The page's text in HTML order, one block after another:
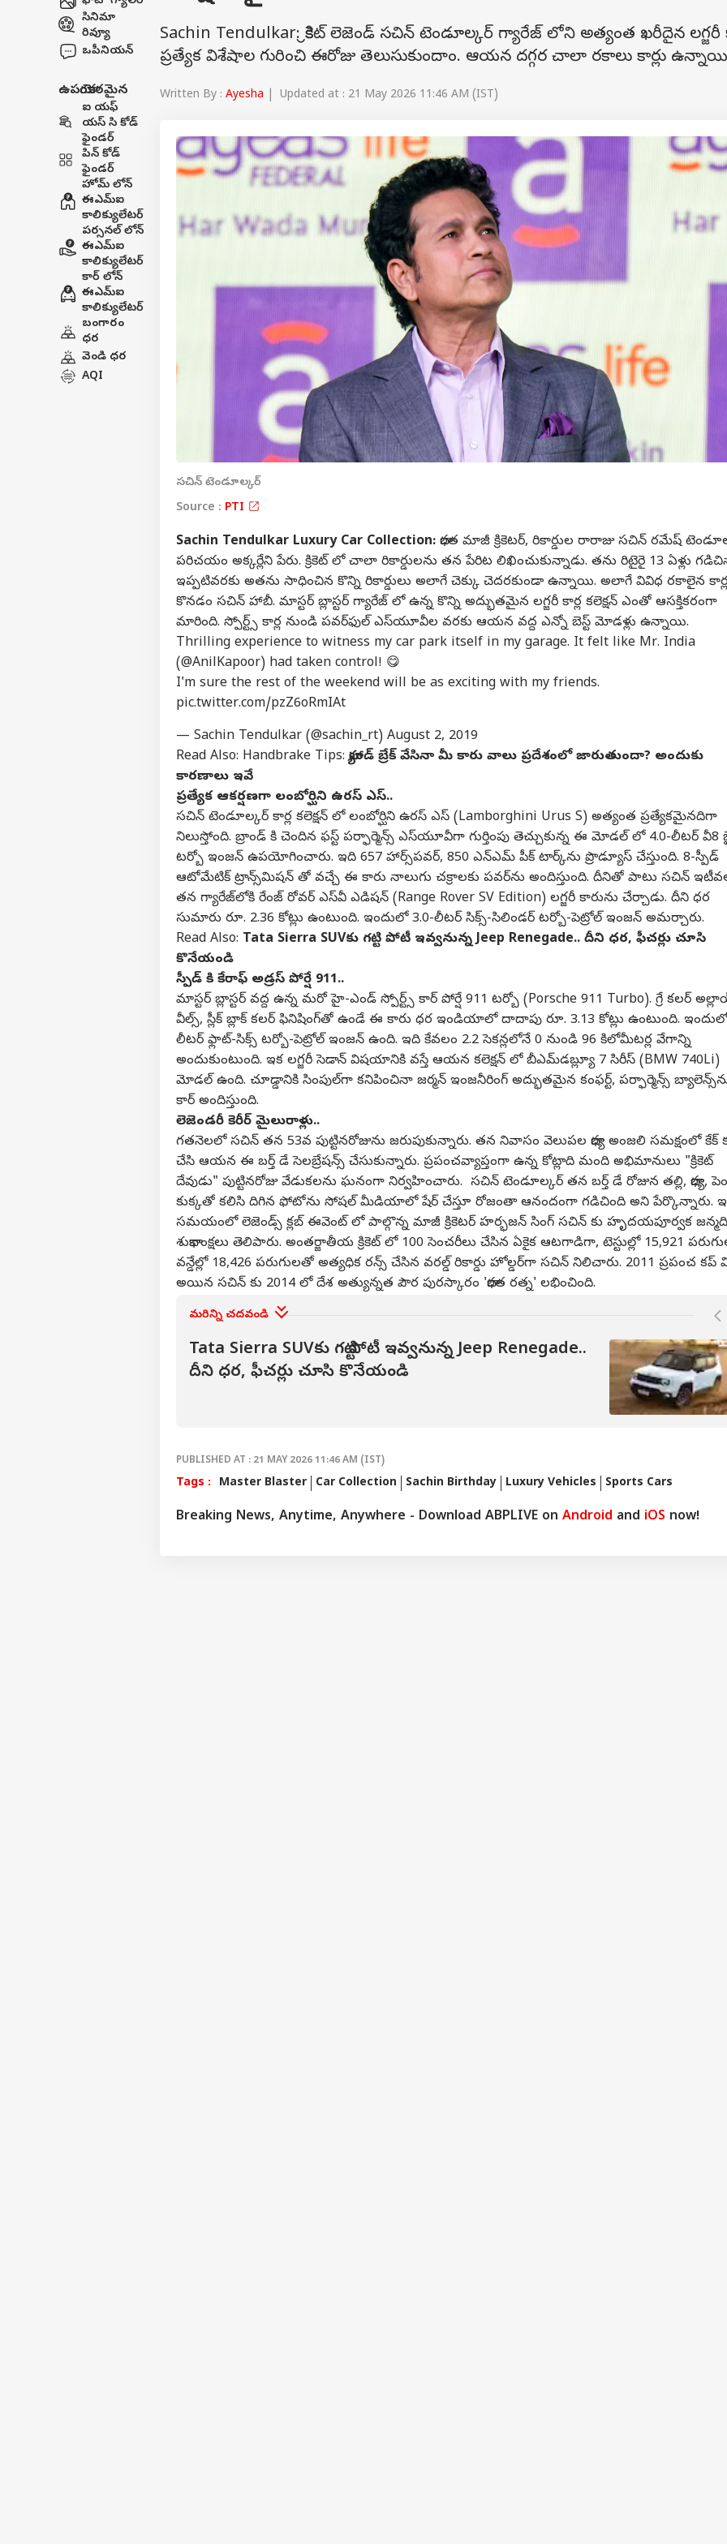
సినిమా
రివ్యూ
ఒపీనియన్
ఉపయోగకరమైన
ఐ యఫ్
యస్ సి కోడ్
ఫైండర్
పిన్ కోడ్
ఫైండర్
హోమ్ లోన్
ఈఎమ్ఐ
కాలిక్యులేటర్
పర్సనల్ లోన్
ఈఎమ్ఐ
కాలిక్యులేటర్
కార్ లోన్
ఈఎమ్ఐ
కాలిక్యులేటర్
బంగారం
ధర
వెండి ధర
AQI
Sachin Tendulkar: క్రికెట్ లెజెండ్ సచిన్ టెండూల్కర్ గ్యారేజ్ లోని అత్యంత ఖరీదైన లగ్జరీ
ప్రత్యేక విశేషాల గురించి ఈరోజు తెలుసుకుందాం. ఆయ‌న ద‌గ్గ‌ర చాలా ర‌కాలు కార్లు
Written By : Ayesha | Updated at : 21 May 2026 11:46 AM (IST)
సచిన్ టెండూల్కర్
Source : PTI
Sachin Tendulkar Luxury Car Collection: భారత మాజీ క్రికెటర్, రికార్డుల రారాజు సచిన్ రమేష్
ప‌రిచ‌యం అక్క‌ర్లేని పేరు. క్రికెట్ లో చాలా రికార్డుల‌ను త‌న పేరిట లిఖించుకున్నాడు. త‌ను రిటైరై 13 ఏళ్లు
ఇప్ప‌టివ‌ర‌కు అత‌ను సాధించిన కొన్ని రికార్డులు అలాగే చెక్కు చెద‌ర‌కుండా ఉన్నాయి. అలాగే వివిధ ర‌కాలైన
కొన‌డం స‌చిన్ హాబీ. మాస్టర్ బ్లాస్టర్ గ్యారేజ్ లో ఉన్న కొన్ని అద్భుతమైన లగ్జరీ కార్ల కలెక్షన్ ఎంతో ఆసక్తికరంగా
మారింది. స్పోర్ట్స్ కార్ల నుండి పవర్‌ఫుల్ ఎస్‌యూవీల వరకు ఆయన వద్ద ఎన్నో బెస్ట్ మోడళ్లు ఉన్నాయి.
Thrilling experience to witness my car park itself in my garage. It felt like Mr. India
(@AnilKapoor) had taken control! 😋
I'm sure the rest of the weekend will be as exciting with my friends.
pic.twitter.com/pzZ6oRmIAt
— Sachin Tendulkar (@sachin_rt) August 2, 2019
Read Also: Handbrake Tips:హ్యాండ్ బ్రేక్ వేసినా మీ కారు వాలు ప్రదేశంలో జారుతుందా? అందుకు
కారణాలు ఇవే
ప్ర‌త్యేక ఆకర్ష‌ణ‌గా లంబోర్ఘిని ఉరస్ ఎస్..
సచిన్ టెండూల్కర్ కార్ల కలెక్షన్ లో లంబోర్ఘిని ఉరస్ ఎస్ (Lamborghini Urus S) అత్యంత ప్రత్యేకమైనదిగా
నిలుస్తోంది. బ్రాండ్ కి చెందిన ఫస్ట్ పర్ఫార్మెన్స్ ఎస్‌యూవీగా గుర్తింపు తెచ్చుకున్న ఈ మోడల్ లో 4.0-లీటర్ వీ8
టర్బో ఇంజన్ ఉపయోగించారు. ఇది 657 హార్స్‌పవర్, 850 ఎన్ఎమ్ పీక్ టార్క్‌ను ప్రొడ్యూస్ చేస్తుంది. 8-స్పీడ్
ఆటోమేటిక్ ట్రాన్స్‌మిషన్ తో వచ్చే ఈ కారు నాలుగు చక్రాలకు పవర్‌ను అందిస్తుంది. దీనితో పాటు సచిన్
తన గ్యారేజ్‌లోకి రేంజ్ రోవర్ ఎస్‌వీ ఎడిషన్ (Range Rover SV Edition) లగ్జరీ కారును చేర్చాడు. దీని ధర
సుమారు రూ. 2.36 కోట్లు ఉంటుంది. ఇందులో 3.0-లీటర్ సిక్స్-సిలిండర్ టర్బో-పెట్రోల్ ఇంజన్ అమర్చారు.
Read Also: Tata Sierra SUVకు గట్టి పోటీ ఇవ్వనున్న Jeep Renegade.. దీని ధర, ఫీచర్లు చూసి
కొనేయండి
స్పీడ్ కి కేరాఫ్ అడ్రస్ పోర్షే 911..
మాస్టర్ బ్లాస్టర్ వద్ద ఉన్న మరో హై-ఎండ్ స్పోర్ట్స్ కార్ పోర్షే 911 టర్బో (Porsche 911 Turbo). గ్రే కలర్
వీల్స్, స్లీక్ బ్లాక్ కలర్ ఫినిషింగ్‌తో ఉండే ఈ కారు ధర ఇండియాలో దాదాపు రూ. 3.13 కోట్లు ఉంటుంది.
లీటర్ ఫ్లాట్-సిక్స్ టర్బో-పెట్రోల్ ఇంజన్ ఉంది. ఇది కేవలం 2.2 సెకన్లలోనే 0 నుండి 96 కిలోమీటర్ల వేగాన్ని
అందుకుంటుంది. ఇక లగ్జరీ సెడాన్ విషయానికి వస్తే ఆయన కలెక్షన్ లో బీఎమ్‌డబ్ల్యూ 7 సిరీస్ (BMW 740Li)
మోడల్ ఉంది. చూడ్డానికి సింపుల్‌గా కనిపించినా జర్మన్ ఇంజనీరింగ్ అద్భుతమైన కంఫర్ట్, పర్ఫార్మెన్స్
కార్ అందిస్తుంది.
లెజెండరీ కెరీర్ మైలురాళ్లు..
గ‌త‌నెల‌లో స‌చిన్ తన 53వ పుట్టినరోజును జరుపుకున్నారు. తన నివాసం వెలుపల భార్య అంజలి సమక్షంలో కేక్
చేసి ఆయన ఈ బర్త్ డే సెలబ్రేషన్స్ చేసుకున్నారు. ప్రపంచవ్యాప్తంగా ఉన్న కోట్లాది మంది అభిమానులు "క్రికెట్
దేవుడు" పుట్టినరోజు వేడుకలను ఘనంగా నిర్వహించారు. సచిన్ టెండూల్కర్ తన బర్త్ డే రోజున తల్లి, భార్య,
కుక్కతో కలిసి దిగిన ఫోటోను సోషల్ మీడియాలో షేర్ చేస్తూ రోజంతా ఆనందంగా గడిచింది అని పేర్కొన్నారు.
సమయంలో లెజెండ్స్ క్లబ్ ఈవెంట్ లో పాల్గొన్న మాజీ క్రికెటర్ హర్భజన్ సింగ్ సచిన్ కు హృదయపూర్వక
శుభాకాంక్షలు తెలిపారు. అంతర్జాతీయ క్రికెట్ లో 100 సెంచరీలు చేసిన ఏకైక ఆటగాడిగా, టెస్టుల్లో 15,921
వన్డేల్లో 18,426 పరుగులతో అత్యధిక రన్స్ చేసిన వరల్డ్ రికార్డు హోల్డర్‌గా సచిన్ నిలిచారు. 2011 ప్రపంచ కప్
అయిన సచిన్ కు 2014 లో దేశ అత్యున్నత పౌర పురస్కారం 'భారత రత్న' లభించింది.
మరిన్ని చదవండి
Tata Sierra SUVకు గట్టి పోటీ ఇవ్వనున్న Jeep Renegade..
దీని ధర, ఫీచర్లు చూసి కొనేయండి
PUBLISHED AT : 21 MAY 2026 11:46 AM (IST)
Tags : Master Blaster Car Collection Sachin Birthday Luxury Vehicles Sports Cars
Breaking News, Anytime, Anywhere - Download ABPLIVE on Android and iOS now!
హలో గెస్ట్
మాతో ప్రచారం చేయండి
కేరీర్స్
మా గురించి
మమ్మల్ని సంప్రదించండి
ప్రైవసీ పాలసీ
వ్యక్తిగత కార్నర్
అగ్ర కథనాలు టాప్ రీల్స్
ఇండియా
జెన్‌జీ ఆందోళనలకు
మద్దతుగా మోహన్
భగవత్ కీలక ప్రకటన!
ఇండియా
నిరుద్యోగంపై కాక్రోచ్‌ జనతా
పార్టీ సమరశంఖం!
తిరుపతి
తిరుపతిలో టీడీపీ నేత జేబీ
శ్రీనివాస్ ఇంటిపై వైసీపీ
కార్యకర్తల దాడి - పనబాక
లక్ష్మి, పులివర్తి నాని ఫైర్!
సినిమా
క్రికెట్
ఇండియా వర్సెస్ పాకిస్తాన్
హైవోల్టేజ్ ఫైట్ కు రంగం
ఆసియా కప్ షెడ్యూల్
భద్రతకు సింగరేణి చారిత్రక
నుంచి తొలి బొగ్గు రైల్వే రేక్
డ్యూక్ ఫీచర్లు, ధర వింటే
ఆట